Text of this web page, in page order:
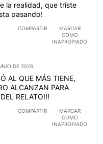
la realidad, que triste
pasando!
COMPARTIR
MARCAR
COMO
INAPROPIADO
DE 2026
AL QUE MÁS TIENE,
ALCANZAN PARA
RELATO!!!
COMPARTIR
MARCAR
COMO
INAPROPIADO